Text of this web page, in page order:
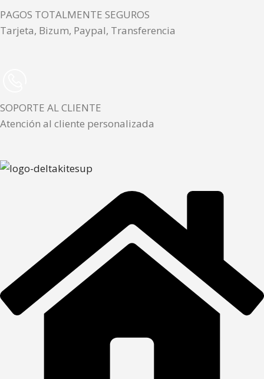
PAGOS TOTALMENTE SEGUROS
Tarjeta, Bizum, Paypal, Transferencia
SOPORTE AL CLIENTE
Atención al cliente personalizada